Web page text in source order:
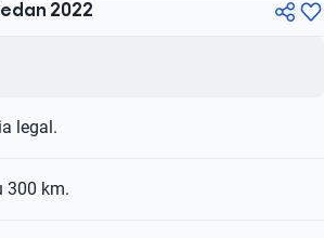
2022
legal.
300 km.